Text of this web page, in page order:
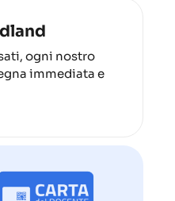
ogni nostro
immediata e